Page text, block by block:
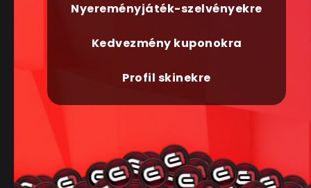
Nyereményjáték-szelvényekre
Kedvezmény kuponokra
Profil skinekre